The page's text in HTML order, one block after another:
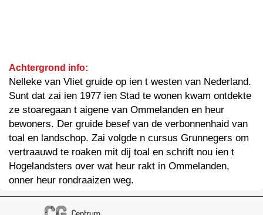
Achtergrond info:
Nelleke van Vliet gruide op ien t westen van Nederland.
Sunt dat zai ien 1977 ien Stad te wonen kwam ontdekte
ze stoaregaan t aigene van Ommelanden en heur
bewoners. Der gruide besef van de verbonnenhaid van
toal en landschop. Zai volgde n cursus Grunnegers om
vertraauwd te roaken mit dij toal en schrift nou ien t
Hogelandsters over wat heur rakt in Ommelanden,
onner heur rondraaizen weg.